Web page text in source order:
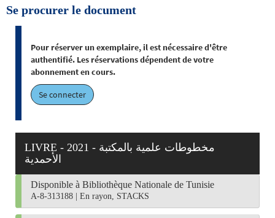
Se procurer le document
Pour réserver un exemplaire, il est nécessaire d'être
authentifié. Les réservations dépendent de votre
abonnement en cours.
Se connecter
LIVRE - 2021 - مخطوطات علمية بالمكتبة
الأحمدية
Disponible à Bibliothèque Nationale de Tunisie
A-8-313188 En rayon, STACKS